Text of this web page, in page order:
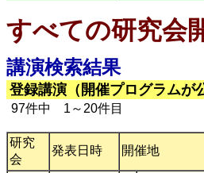
すべての研究会
講演検索結果
登録講演（開催プログラムが
97件中 1～20件目
研究
会
発表日時 開催地